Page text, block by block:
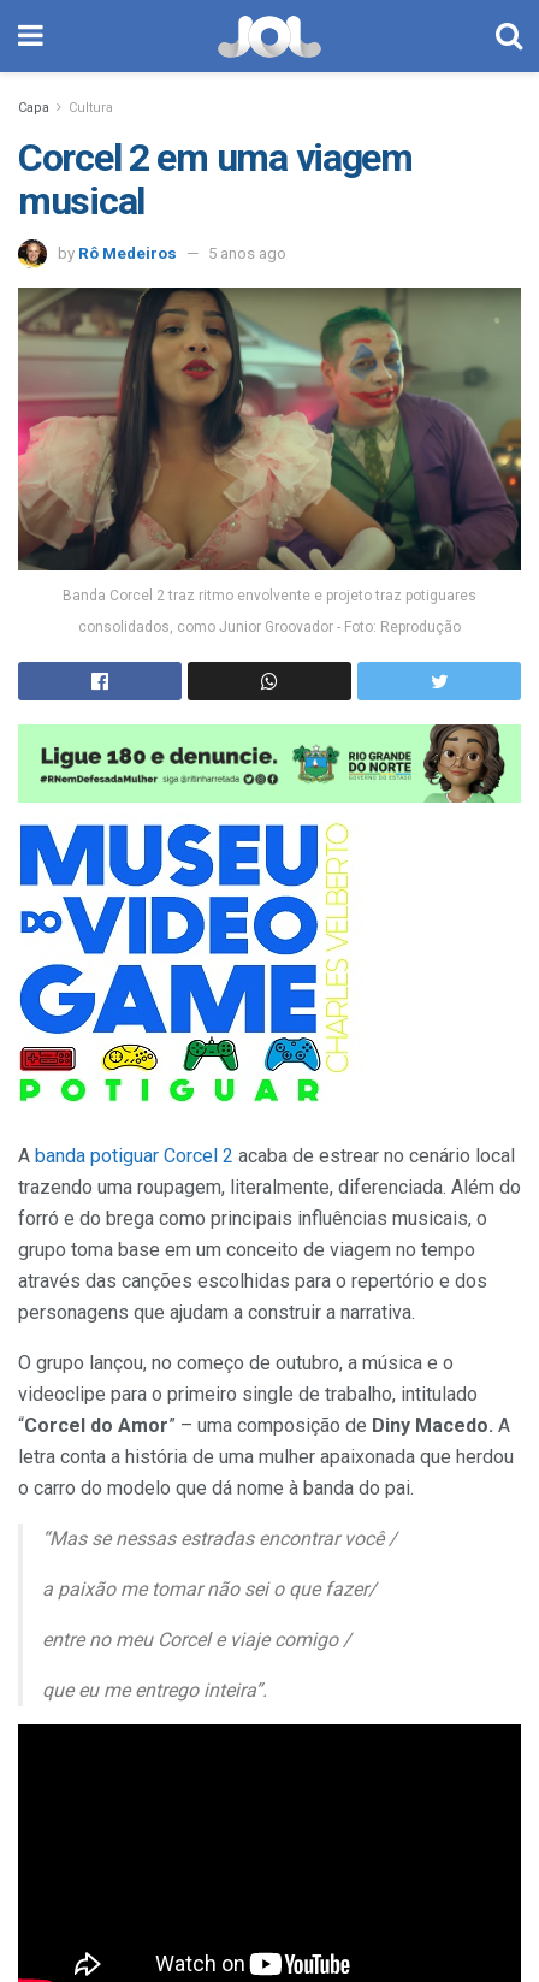
Capa Cultura
Corcel 2 em uma viagem
musical
by Rô Medeiros 5 anos ago
Banda Corcel 2 traz ritmo envolvente e projeto traz potiguares
consolidados, como Junior Groovador - Foto: Reprodução
A banda potiguar Corcel 2 acaba de estrear no cenário local
trazendo uma roupagem, literalmente, diferenciada. Além do
forró e do brega como principais influências musicais, o
grupo toma base em um conceito de viagem no tempo
através das canções escolhidas para o repertório e dos
personagens que ajudam a construir a narrativa.
O grupo lançou, no começo de outubro, a música e o
videoclipe para o primeiro single de trabalho, intitulado
“Corcel do Amor” – uma composição de Diny Macedo. A
letra conta a história de uma mulher apaixonada que herdou
o carro do modelo que dá nome à banda do pai.
“Mas se nessas estradas encontrar você /
a paixão me tomar não sei o que fazer/
entre no meu Corcel e viaje comigo /
que eu me entrego inteira”.